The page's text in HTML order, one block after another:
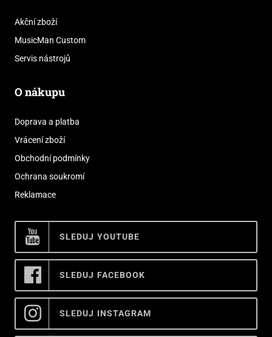
Akční zboží
MusicMan Custom
Servis nástrojů
O nákupu
Doprava a platba
Vrácení zboží
Obchodní podmínky
Ochrana soukromí
Reklamace
SLEDUJ YOUTUBE
SLEDUJ FACEBOOK
SLEDUJ INSTAGRAM